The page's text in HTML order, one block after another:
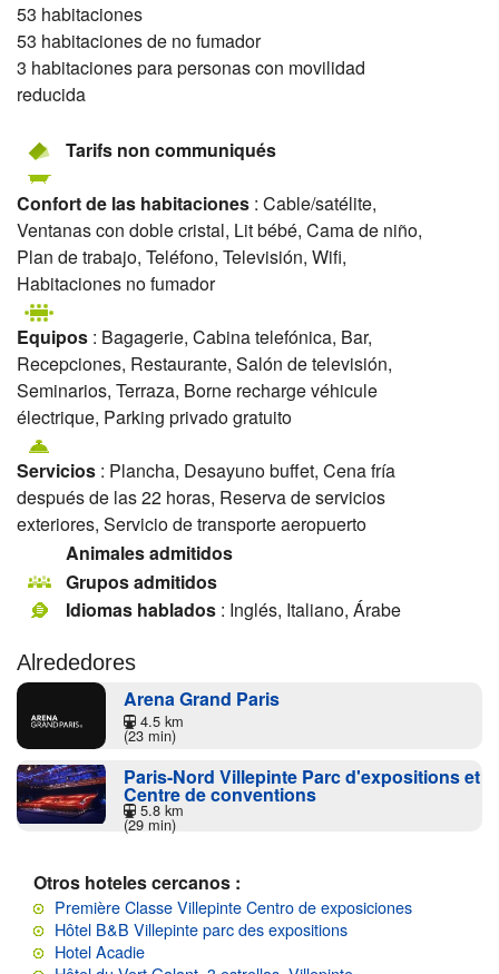
53 habitaciones
53 habitaciones de no fumador
3 habitaciones para personas con movilidad
reducida
Tarifs non communiqués
Confort de las habitaciones : Cable/satélite,
Ventanas con doble cristal, Lit bébé, Cama de niño,
Plan de trabajo, Teléfono, Televisión, Wifi,
Habitaciones no fumador
Equipos : Bagagerie, Cabina telefónica, Bar,
Recepciones, Restaurante, Salón de televisión,
Seminarios, Terraza, Borne recharge véhicule
électrique, Parking privado gratuito
Servicios : Plancha, Desayuno buffet, Cena fría
después de las 22 horas, Reserva de servicios
exteriores, Servicio de transporte aeropuerto
Animales admitidos
Grupos admitidos
Idiomas hablados : Inglés, Italiano, Árabe
Alrededores
Arena Grand Paris
4.5 km
(23 min)
Paris-Nord Villepinte Parc d'expositions et
Centre de conventions
5.8 km
(29 min)
Otros hoteles cercanos :
Première Classe Villepinte Centro de exposiciones
Hôtel B&B Villepinte parc des expositions
Hotel Acadie